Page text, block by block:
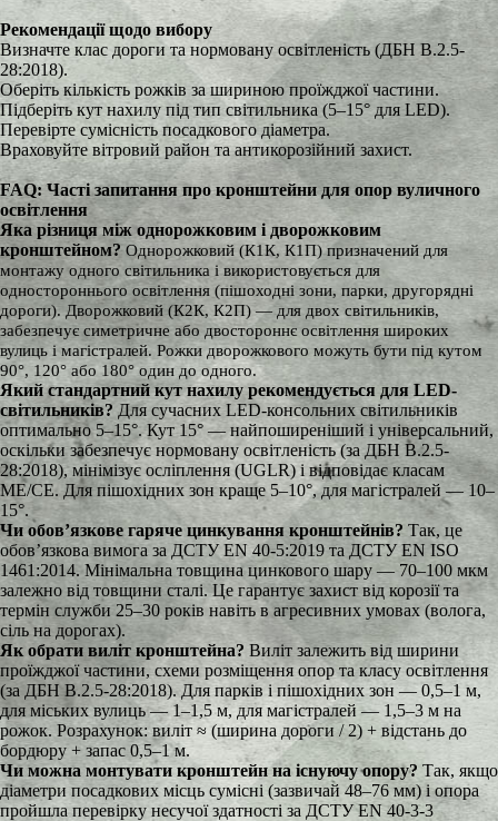
Рекомендації щодо вибору
Визначте клас дороги та нормовану освітленість (ДБН В.2.5-
28:2018).
Оберіть кількість рожків за шириною проїжджої частини.
Підберіть кут нахилу під тип світильника (5–15° для LED).
Перевірте сумісність посадкового діаметра.
Враховуйте вітровий район та антикорозійний захист.
FAQ: Часті запитання про кронштейни для опор вуличного
освітлення
Яка різниця між однорожковим і дворожковим
кронштейном?Однорожковий (К1К, К1П) призначений для
монтажу одного світильника і використовується для
одностороннього освітлення (пішоходні зони, парки, другорядні
дороги). Дворожковий (К2К, К2П) — для двох світильників,
забезпечує симетричне або двостороннє освітлення широких
вулиць і магістралей. Рожки дворожкового можуть бути під кутом
90°, 120° або 180° один до одного.
Який стандартний кут нахилу рекомендується для LED-
світильників? Для сучасних LED-консольних світильників
оптимально 5–15°. Кут 15° — найпоширеніший і універсальний,
оскільки забезпечує нормовану освітленість (за ДБН В.2.5-
28:2018), мінімізує осліплення (UGLR) і відповідає класам
ME/CE. Для пішохідних зон краще 5–10°, для магістралей — 10–
15°.
Чи обов’язкове гаряче цинкування кронштейнів? Так, це
обов’язкова вимога за ДСТУ EN 40-5:2019 та ДСТУ EN ISO
1461:2014. Мінімальна товщина цинкового шару — 70–100 мкм
залежно від товщини сталі. Це гарантує захист від корозії та
термін служби 25–30 років навіть в агресивних умовах (волога,
сіль на дорогах).
Як обрати виліт кронштейна? Виліт залежить від ширини
проїжджої частини, схеми розміщення опор та класу освітлення
(за ДБН В.2.5-28:2018). Для парків і пішохідних зон — 0,5–1 м,
для міських вулиць — 1–1,5 м, для магістралей — 1,5–3 м на
рожок. Розрахунок: виліт ≈ (ширина дороги / 2) + відстань до
бордюру + запас 0,5–1 м.
Чи можна монтувати кронштейн на існуючу опору? Так, якщо
діаметри посадкових місць сумісні (зазвичай 48–76 мм) і опора
пройшла перевірку несучої здатності за ДСТУ EN 40-3-3